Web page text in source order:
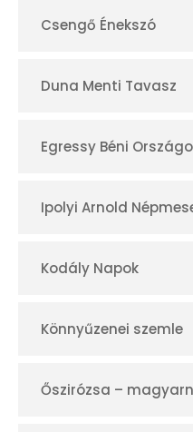
Csengő Énekszó
Duna Menti Tavasz
Egressy Béni
Ipolyi Arnold
Kodály Napok
Könnyűzenei szemle
Őszirózsa –